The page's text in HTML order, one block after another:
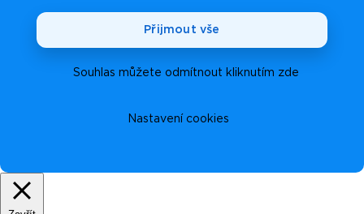
Nastavení cookies
Souhlas můžete odmítnout kliknutím zde
Přijmout vše